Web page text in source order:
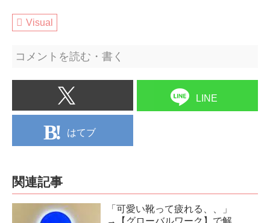
Visual
コメントを読む・書く
LINE
はてブ
関連記事
「可愛い靴って疲れる、、」
→【グローバルワーク】で解